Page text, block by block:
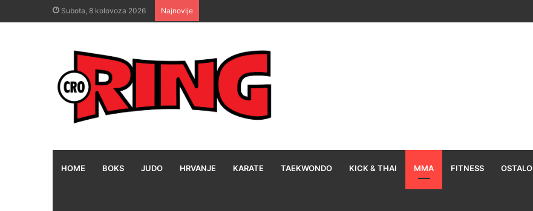
Subota, 8 kolovoza 2026 Najnovije
HOME BOKS JUDO HRVANJE KARATE TAEKWONDO KICK & THAI MMA FITNESS OSTALO